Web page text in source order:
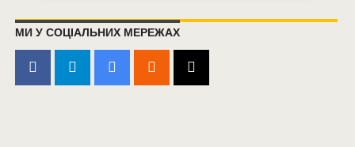
МИ У СОЦІАЛЬНИХ МЕРЕЖАХ